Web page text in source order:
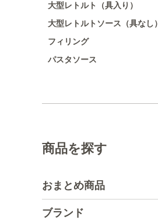
大型レトルト（具入り）
大型レトルトソース（具なし）
フィリング
パスタソース
商品を探す
おまとめ商品
ブランド